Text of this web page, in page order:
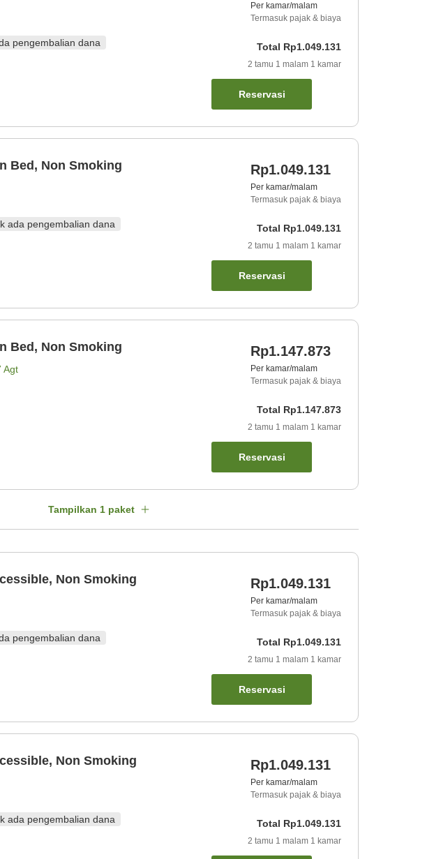
pengembalian dana
Per kamar/malam
Termasuk pajak & biaya
Total Rp1.049.131
2 tamu 1 malam 1 kamar
Reservasi
Bed, Non Smoking
ada pengembalian dana
Rp1.049.131
Per kamar/malam
Termasuk pajak & biaya
Total Rp1.049.131
2 tamu 1 malam 1 kamar
Reservasi
Bed, Non Smoking
Agt
Rp1.147.873
Per kamar/malam
Termasuk pajak & biaya
Total Rp1.147.873
2 tamu 1 malam 1 kamar
Reservasi
Tampilkan 1 paket
Non Smoking
pengembalian dana
Rp1.049.131
Per kamar/malam
Termasuk pajak & biaya
Total Rp1.049.131
2 tamu 1 malam 1 kamar
Reservasi
Non Smoking
ada pengembalian dana
Rp1.049.131
Per kamar/malam
Termasuk pajak & biaya
Total Rp1.049.131
2 tamu 1 malam 1 kamar